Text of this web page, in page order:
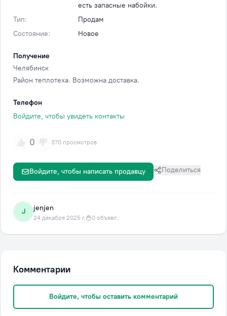
есть запасные набойки.
Тип:
Продам
Состояние:
Новое
Получение
Челябинск
Район теплотеха. Возможна доставка.
Телефон
Войдите, чтобы увидеть контакты
0 370 просмотров
Поделиться
Войдите, чтобы написать продавцу
J jenjen
24 декабря 2025 г. 0 объявл.
Комментарии
Войдите, чтобы оставить комментарий